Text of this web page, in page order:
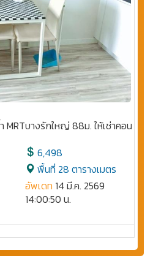
MRTบางรักใหญ่ 88ม. ให้เช่าคอน
6,498
พื้นที่ 28 ตารางเมตร
อัพเดท 14 มี.ค. 2569
14:00:50 น.